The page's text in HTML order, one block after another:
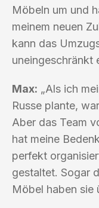
Möbeln um und
meinem neuen
kann das
uneingeschränkt
Max: „Als ich
Russe plante,
Aber das Team
hat meine
perfekt
gestaltet. Sogar
Möbel haben sie